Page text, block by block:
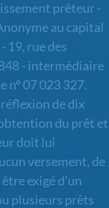
prêteur -
au capital
19, rue des
- intermédiaire
n° 07 023 327.
réflexion de dix
du prêt et
doit lui
versement, de
exigé d’un
plusieurs prêts